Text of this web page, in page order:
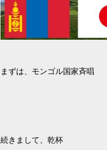
まずは、モンゴル国家斉唱
続きまして、乾杯